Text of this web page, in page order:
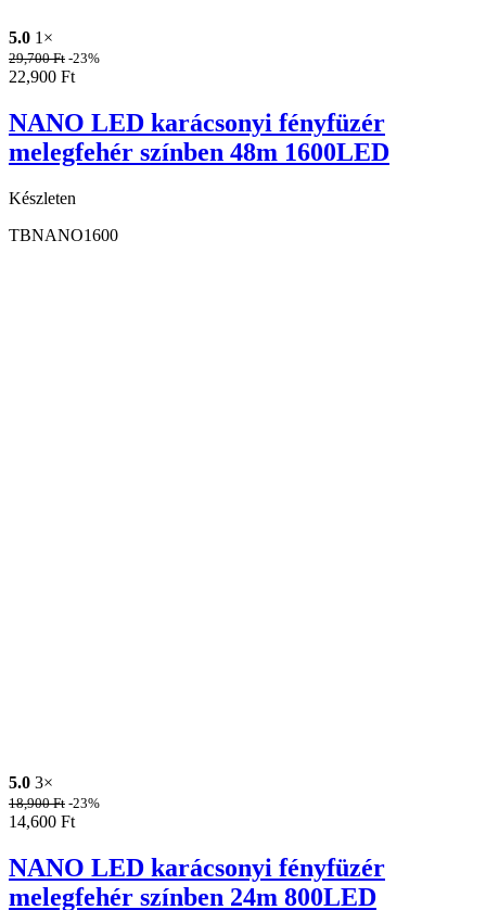
5.0 1×
29,700Ft -23%
22,900 Ft
NANO LED karácsonyi fényfüzér
melegfehér színben 48m 1600LED
Készleten
TBNANO1600
5.0 3×
18,900Ft -23%
14,600 Ft
NANO LED karácsonyi fényfüzér
melegfehér színben 24m 800LED